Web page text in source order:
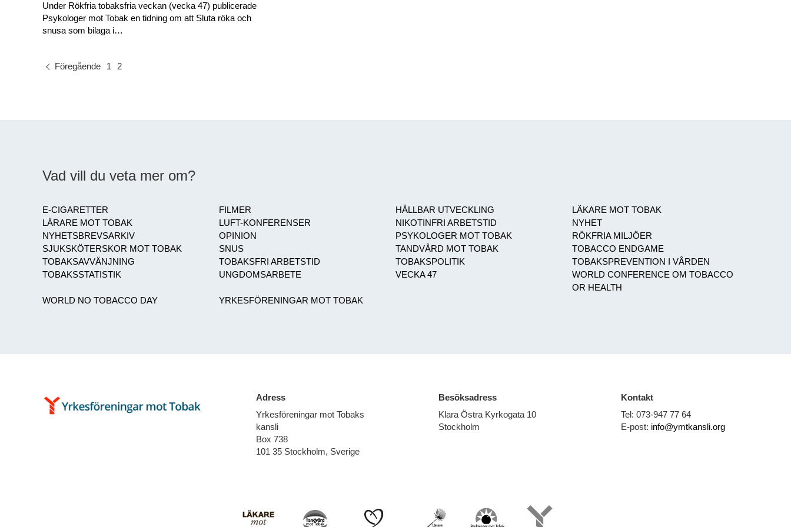
Under Rökfria tobaksfria veckan (vecka 47) publicerade
Psykologer mot Tobak en tidning om att Sluta röka och
snusa som bilaga i…
Föregående 1 2
Vad vill du veta mer om?
E-CIGARETTER FILMER HÅLLBAR UTVECKLING
LÄKARE MOT TOBAK
LÄRARE MOT TOBAK
LUFT-KONFERENSER NIKOTINFRI ARBETSTID
NYHET
NYHETSBREVSARKIV
OPINION PSYKOLOGER MOT TOBAK
RÖKFRIA MILJÖER
SJUKSKÖTERSKOR MOT TOBAK
SNUS TANDVÅRD MOT TOBAK
TOBACCO ENDGAME
TOBAKSAVVÄNJNING
TOBAKSFRI ARBETSTID TOBAKSPOLITIK
TOBAKSPREVENTION I VÅRDEN
TOBAKSSTATISTIK
UNGDOMSARBETE VECKA 47
WORLD CONFERENCE OM TOBACCO
OR HEALTH
WORLD NO TOBACCO DAY
YRKESFÖRENINGAR MOT TOBAK
Adress
Yrkesföreningar mot Tobaks
kansli
Box 738
101 35 Stockholm, Sverige
Besöksadress
Klara Östra Kyrkogata 10
Stockholm
Kontakt
Tel: 073-947 77 64
E-post: info@ymtkansli.org